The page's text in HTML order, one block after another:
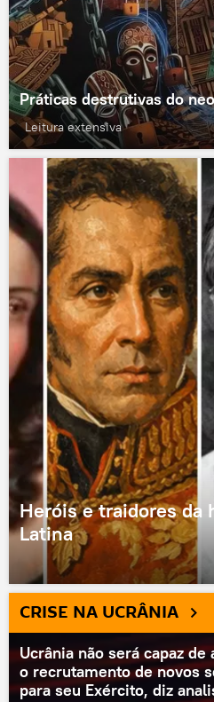
Práticas destrutivas do
Leitura extensiva
Heróis e traidores da
Latina
CRISE NA UCRÂNIA
Ucrânia não será capaz de
o recrutamento de novos
para seu Exército, diz